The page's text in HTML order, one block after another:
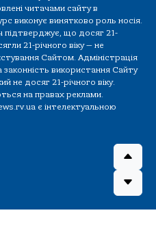
читачами сайту в
виконує винятково роль носія.
підтверджує, що досяг 21-
21-річного віку — не
Сайтом. Адміністрація
законність використання Сайту
не досяг 21-річного віку.
на правах реклами.
є інтелектуальною